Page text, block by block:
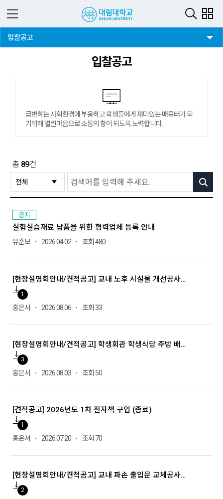
입찰공고
입찰공고
급변하는 사회환경에 부응하고 학생들에게 재미있는 배움터가 되
기위해 열린마음으로 소통의 창이 되도록 노력합니다.
총 89건
공지
실험실습재료 납품을 위한 협력업체 등록 안내
유준모 2026.04.02 조회 480
[현장설명회안내/견적공고] 교내 노후 시설물 개선공사 설계 용역
1
홍은서 2026.08.06 조회 33
[현장설명회안내/견적공고] 학생회관 학생식당 주방 배기홴 교체 및 덕트 보강 공사
3
홍은서 2026.08.03 조회 50
[견적공고] 2026년도 1차 전자책 구입 (종료)
1
홍은서 2026.07.20 조회 70
[현장설명회안내/견적공고] 교내 파손 출입문 교체공사 (종료)
2